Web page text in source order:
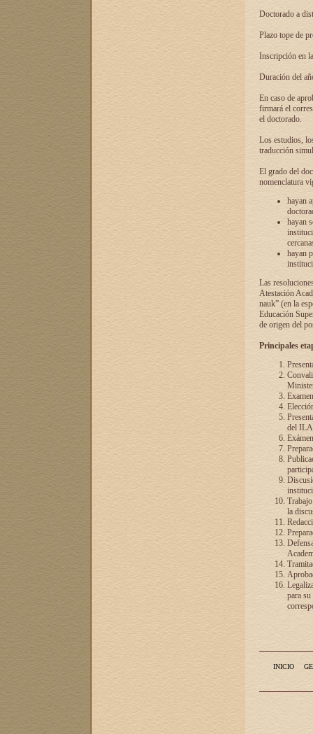
Doctorado a
Plazo tope de
Inscripción en
Duración del
En caso de
firmará el
el doctorado.
Los estudios,
traducción
El grado del
nomenclatura
hayan
hayan
hayan
Las
Atestación
nauk” (en la
Educación
de origen del
Principales
del
la
para
INICIO